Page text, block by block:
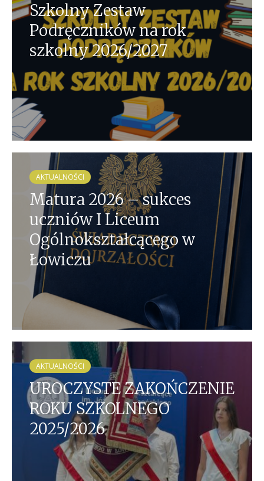
Szkolny Zestaw
Podręczników na rok
szkolny 2026/2027
AKTUALNOŚCI
Matura 2026 – sukces
uczniów I Liceum
Ogólnokształcącego w
Łowiczu
AKTUALNOŚCI
UROCZYSTE ZAKOŃCZENIE
ROKU SZKOLNEGO
2025/2026